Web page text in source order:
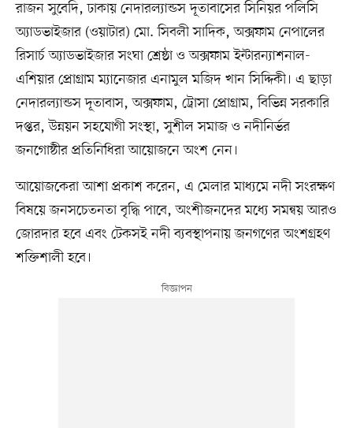
রাজন সুবেদি, ঢাকায় নেদারল্যান্ডস দূতাবাসের সিনিয়র পলিসি
অ্যাডভাইজার (ওয়াটার) মো. সিবলী সাদিক, অক্সফাম নেপালের
রিসার্চ অ্যাডভাইজার সংঘা শ্রেষ্ঠা ও অক্সফাম ইন্টারন্যাশনাল-
এশিয়ার প্রোগ্রাম ম্যানেজার এনামুল মজিদ খান সিদ্দিকী। এ ছাড়া
নেদারল্যান্ডস দূতাবাস, অক্সফাম, ট্রোসা প্রোগ্রাম, বিভিন্ন সরকারি
দপ্তর, উন্নয়ন সহযোগী সংস্থা, সুশীল সমাজ ও নদীনির্ভর
জনগোষ্ঠীর প্রতিনিধিরা আয়োজনে অংশ নেন।
আয়োজকেরা আশা প্রকাশ করেন, এ মেলার মাধ্যমে নদী সংরক্ষণ
বিষয়ে জনসচেতনতা বৃদ্ধি পাবে, অংশীজনদের মধ্যে সমন্বয় আরও
জোরদার হবে এবং টেকসই নদী ব্যবস্থাপনায় জনগণের অংশগ্রহণ
শক্তিশালী হবে।